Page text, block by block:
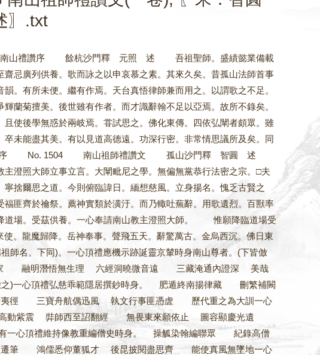
〗.txt
南山禮讚序 餘杭沙門釋 元照 述 吾祖聖師。盛績懿業備載
忌廣列供養。歌而詠之以申哀慕之素。其來久矣。昔孤山法師首事
。有所未便。繼有作焉。天台真悟律師兼而用之。以謂歌之不足。
蘭菊擅美。後世雖有作者。而才識辭翰不足以亞焉。故所不錄矣。
使後學無惑於兩岐焉。甞試思之。佛化東傳。四依弘闡者頗眾。雖
未能盡其美。有以見道高德遠。功深行密。非常情思議所及矣。同
忌日序 No. 1504 南山祖師禮讚文 孤山沙門釋 智圓 述
澄照大師立事立言。大闡毗尼之學。無偏無黨恭行法密之宗。□夫
捨爾思之道。今則俯臨諱日。緬想慈風。立身揚名。愧乏古賢之
匪齊於禴祭。薦神實類於潢汙。而乃輙吐蕪辭。用歌遺烈。百獸率
道場。受茲供養。一心奉請南山教主澄照大師。 惟願降臨道場受
龍魔歸降。岳神奉事。聲飛五天。辭驚萬古。金烏西沉。佛日東
名。下同)。一心頂禮應機示跡誕靈京輦時身南山尊者。(下皆倣
融明潛悟無生理 六經洞曉微音遠 三藏淹通內證深 美哉
)一心頂禮弘慈乖範隱居撰鈔時身。 肥遁終南揚律藏 刪繁補闕
徑 三寶舟航偶迅風 執文行事匪憑虗 歷代重之為大訓一心
動紫震 弉師西至詔翻經 無畏東來願依止 圖容顯慶光遺
頂禮維持像教重編僧史時身。 操觚染翰編聯眾 紀錄高僧
筆 鴻儒悉仰董狐才 後昆披閱盡思齊 能使真風無墜地一心